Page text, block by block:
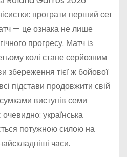
програти перший сет
— це ознака не лише
прогресу. Матч із
колі стане серйозним
збереження тієї ж бойової
підстави продовжити свій
виступів семи
очевидно: українська
потужною силою на
часи.